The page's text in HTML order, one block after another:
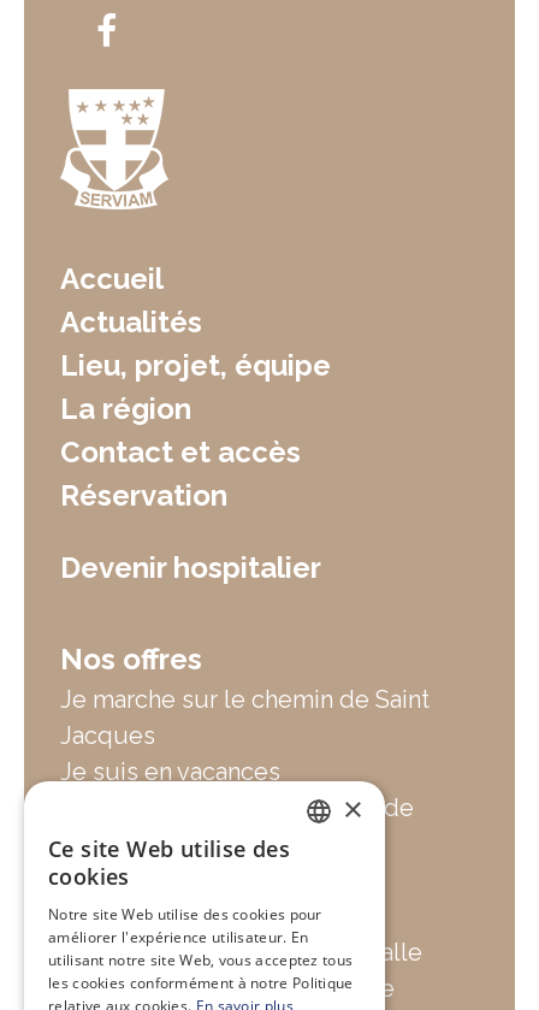
Accueil
Actualités
Lieu, projet, équipe
La région
Contact et accès
Réservation
Devenir hospitalier
Nos offres
Je marche sur le chemin de Saint
Jacques
Je suis en vacances
Je cherche un hébergement de
groupe
Je cherche un lieu de
ressourcement
Je cherche une location de salle
Je fais une pause gourmande
ENGLISH
×
Ce site Web utilise des
cookies
Notre site Web utilise des cookies pour
améliorer l'expérience utilisateur. En
utilisant notre site Web, vous acceptez tous
les cookies conformément à notre Politique
relative aux cookies. En savoir plus